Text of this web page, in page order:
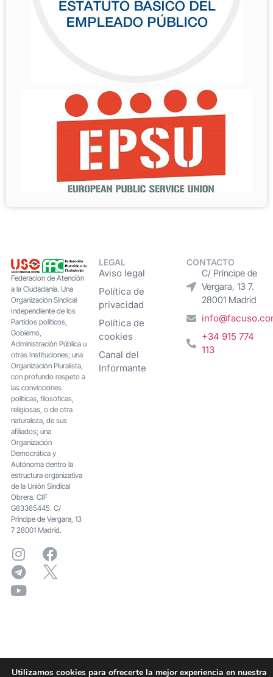
Federacion de Atención
a la Ciudadanía. Una
Organización Sindical
Independiente de los
Partidos políticos,
Gobierno,
Administración Pública u
otras Instituciones; una
Organización Pluralista,
con profundo respeto a
las convicciones
políticas, filosóficas,
religiosas, o de otra
naturaleza, de sus
afiliados; una
Organización
Democrática y
Autónoma dentro la
estructura organizativa
de la Unión Sindical
Obrera. CIF
G83365445. C/
Principe de Vergara, 13
7 28001 Madrid.
LEGAL
Aviso legal
Política de
privacidad
Política de
cookies
Canal del
Informante
CONTACTO
C/ Príncipe de
Vergara, 13 7.
28001 Madrid
+34 915 774
113
Utilizamos cookies para ofrecerte la mejor experiencia en nuestra